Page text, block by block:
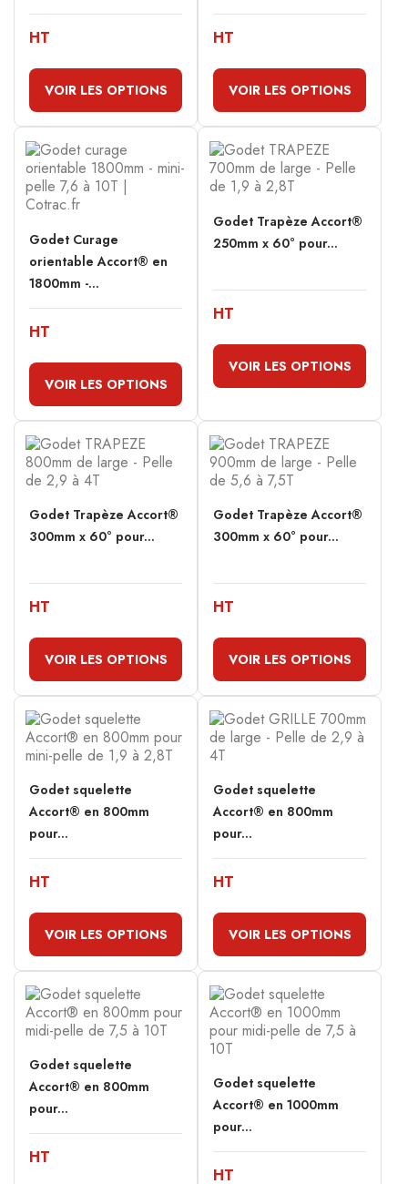
HT
VOIR LES OPTIONS
HT
VOIR LES OPTIONS
Godet Curage
orientable Accort® en
1800mm -...
HT
VOIR LES OPTIONS
Godet Trapèze Accort®
250mm x 60° pour...
HT
VOIR LES OPTIONS
Godet Trapèze Accort®
300mm x 60° pour...
HT
VOIR LES OPTIONS
Godet Trapèze Accort®
300mm x 60° pour...
HT
VOIR LES OPTIONS
Godet squelette
Accort® en 800mm
pour...
HT
VOIR LES OPTIONS
Godet squelette
Accort® en 800mm
pour...
HT
VOIR LES OPTIONS
Godet squelette
Accort® en 800mm
pour...
HT
Godet squelette
Accort® en 1000mm
pour...
HT